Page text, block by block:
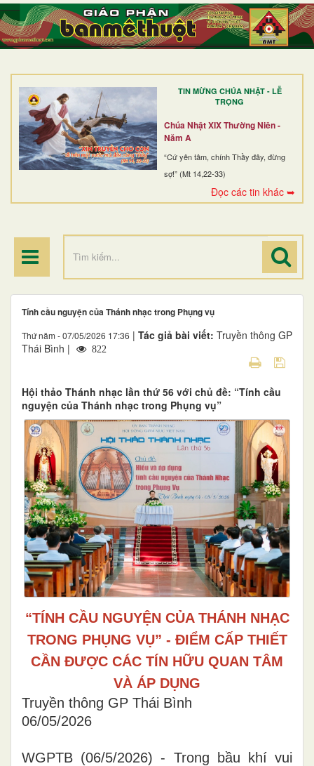
TIN MỪNG CHÚA NHẬT - LỄ
TRỌNG
Chúa Nhật XIX Thường Niên -
Năm A
“Cứ yên tâm, chính Thầy đây, đừng
sợ!” (Mt 14,22-33)
Đọc các tin khác ➥
TRANG NHẤT
GIỚI THIỆU
DÒNG TU
BAN MỤC VỤ
ĐOÀN THỂ CG
ĐIỂM HÀNH HƯƠNG
Tính cầu nguyện của Thánh nhạc trong Phụng vụ
Thứ năm - 07/05/2026 17:36 | Tác giả bài viết: Truyền thông GP
Thái Bình |
822
Hội thảo Thánh nhạc lần thứ 56 với chủ đề: “Tính cầu
nguyện của Thánh nhạc trong Phụng vụ”
“TÍNH CẦU NGUYỆN CỦA THÁNH NHẠC
TRONG PHỤNG VỤ” - ĐIỂM CẤP THIẾT
CẦN ĐƯỢC CÁC TÍN HỮU QUAN TÂM
VÀ ÁP DỤNG
Truyền thông GP Thái Bình
06/05/2026
WGPTB (06/5/2026) - Trong bầu khí vui